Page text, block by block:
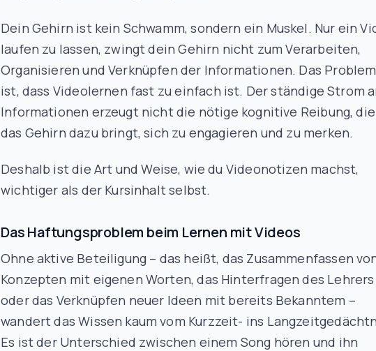
Dein Gehirn ist kein Schwamm, sondern ein Muskel. Nur ein
laufen zu lassen, zwingt dein Gehirn nicht zum Verarbeiten,
Organisieren und Verknüpfen der Informationen. Das Problem
ist, dass Videolernen fast zu einfach ist. Der ständige Strom
Informationen erzeugt nicht die nötige kognitive Reibung, die
das Gehirn dazu bringt, sich zu engagieren und zu merken.
Deshalb istdie Art und Weise, wie du Videonotizen machst,
wichtiger als der Kursinhalt selbst.
Das Haftungsproblem beim Lernen mit Videos
Ohne aktive Beteiligung – das heißt, das Zusammenfassen
Konzepten mit eigenen Worten, das Hinterfragen des Lehrers
oder das Verknüpfen neuer Ideen mit bereits Bekanntem –
wandert das Wissen kaum vom Kurzzeit- ins
Es ist der Unterschied zwischen einem Song hören und ihn